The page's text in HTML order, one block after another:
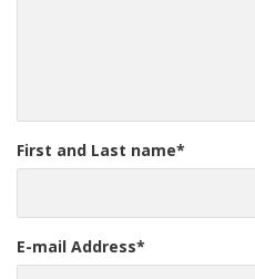
First and Last name*
E-mail Address*